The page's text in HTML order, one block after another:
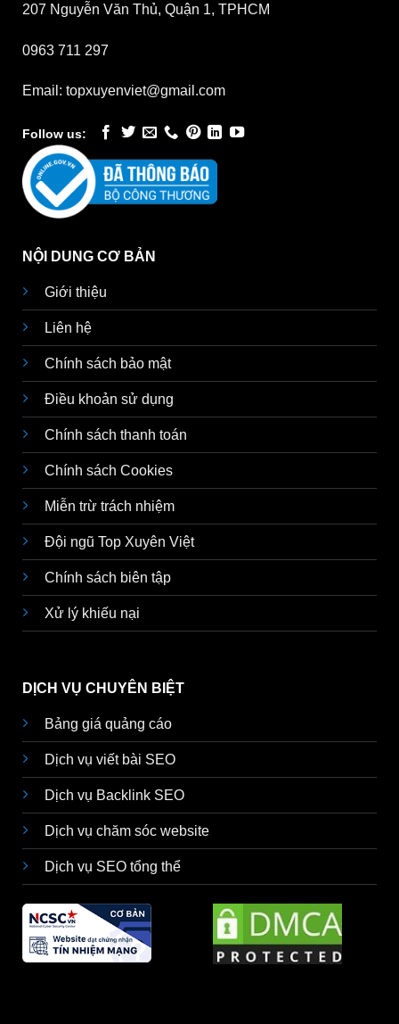
207 Nguyễn Văn Thủ, Quận 1, TPHCM
0963 711 297
Email: topxuyenviet@gmail.com
Follow us:
NỘI DUNG CƠ BẢN
Giới thiệu
Liên hệ
Chính sách bảo mật
Điều khoản sử dụng
Chính sách thanh toán
Chính sách Cookies
Miễn trừ trách nhiệm
Đội ngũ Top Xuyên Việt
Chính sách biên tập
Xử lý khiếu nại
DỊCH VỤ CHUYÊN BIỆT
Bảng giá quảng cáo
Dịch vụ viết bài SEO
Dịch vụ Backlink SEO
Dịch vụ chăm sóc website
Dịch vụ SEO tổng thể